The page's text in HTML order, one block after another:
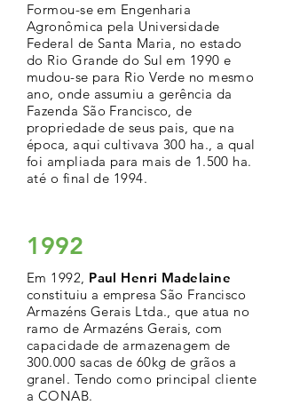
Formou-se em Engenharia
Agronômica pela Universidade
Federal de Santa Maria, no estado
do Rio Grande do Sul em 1990 e
mudou-se para Rio Verde no mesmo
ano, onde assumiu a gerência da
Fazenda São Francisco, de
propriedade de seus pais, que na
época, aqui cultivava 300 ha., a qual
foi ampliada para mais de 1.500 ha.
até o final de 1994.
1992
Em 1992, Paul Henri Madelaine
constituiu a empresa São Francisco
Armazéns Gerais Ltda., que atua no
ramo de Armazéns Gerais, com
capacidade de armazenagem de
300.000 sacas de 60kg de grãos a
granel. Tendo como principal cliente
a CONAB.